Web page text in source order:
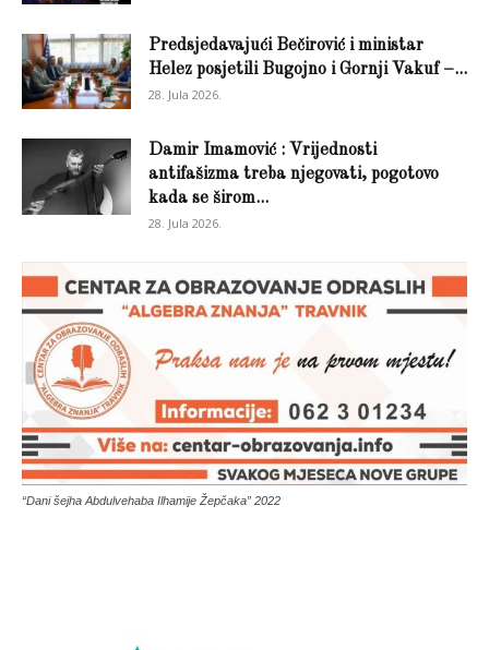
Predsjedavajući Bečirović i ministar
Helez posjetili Bugojno i Gornji Vakuf –...
28. Jula 2026.
Damir Imamović : Vrijednosti
antifašizma treba njegovati, pogotovo
kada se širom...
28. Jula 2026.
“Dani šejha Abdulvehaba Ilhamije Žepčaka” 2022